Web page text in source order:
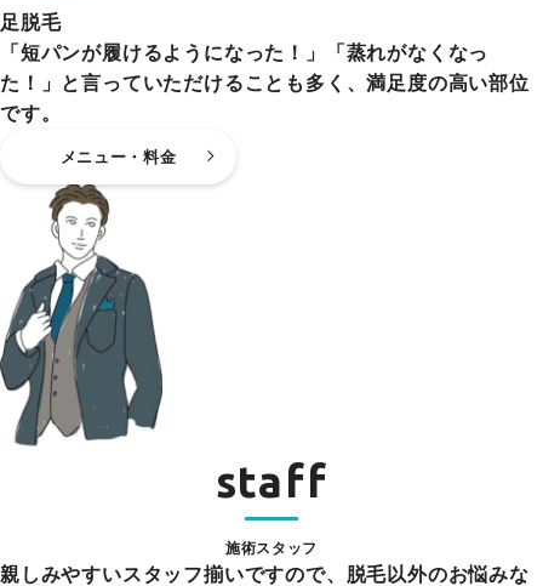
足脱毛
「短パンが履けるようになった！」「蒸れがなくなっ
た！」と言っていただけることも多く、満足度の高い部位
です。
メニュー・料金
staff
施術スタッフ
親しみやすいスタッフ揃いですので、脱毛以外のお悩みな